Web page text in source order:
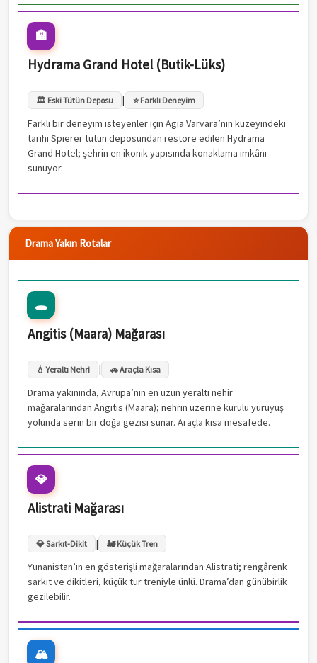
🏨
Hydrama Grand Hotel (Butik-Lüks)
🏛️ Eski Tütün Deposu | ⭐ Farklı Deneyim
Farklı bir deneyim isteyenler için Agia Varvara’nın kuzeyindeki
tarihi Spierer tütün deposundan restore edilen Hydrama
Grand Hotel; şehrin en ikonik yapısında konaklama imkânı
sunuyor.
Drama Yakın Rotalar
🕳️
Angitis (Maara) Mağarası
💧 Yeraltı Nehri | 🚗 Araçla Kısa
Drama yakınında, Avrupa’nın en uzun yeraltı nehir
mağaralarından Angitis (Maara); nehrin üzerine kurulu yürüyüş
yolunda serin bir doğa gezisi sunar. Araçla kısa mesafede.
💎
Alistrati Mağarası
💎 Sarkıt-Dikit | 🚂 Küçük Tren
Yunanistan’ın en gösterişli mağaralarından Alistrati; rengârenk
sarkıt ve dikitleri, küçük tur treniyle ünlü. Drama’dan günübirlik
gezilebilir.
🏔️